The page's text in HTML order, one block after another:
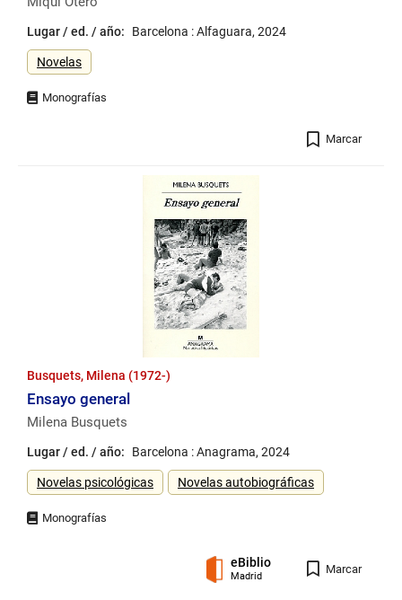
Lugar / ed. / año:
Barcelona : Alfaguara, 2024
Género
Novelas
Marcar
Busquets, Milena (1972-)
Ensayo general
Milena Busquets
Lugar / ed. / año:
Barcelona : Anagrama, 2024
Género
Novelas psicológicas Novelas autobiográficas
eBiblio
Madrid
Marcar